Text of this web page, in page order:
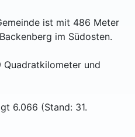
ist mit 486 Meter
im Südosten.
Quadratkilometer und
6.066 (Stand: 31.